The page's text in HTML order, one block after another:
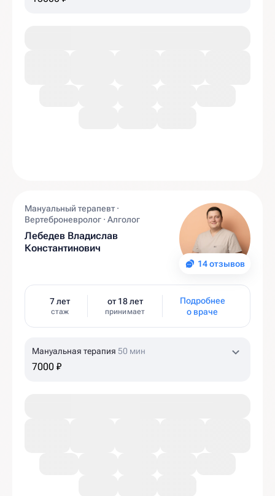
14 отзывов
Мануальный терапевт ·
Вертеброневролог · Алголог
Лебедев Владислав
Константинович
7 лет
стаж
от 18 лет
принимает
Подробнее
о враче
Мануальная терапия 50 мин
7000 ₽